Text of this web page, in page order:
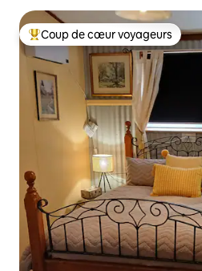
Coups de cœur voyageurs les
Coup de cœur voyageurs